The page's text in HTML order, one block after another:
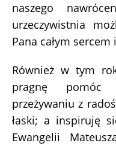
naszego
urzeczywistnia
Pana całym sercem
Również w tym
pragnę pomóc
przeżywaniu z
łaski; a inspiruję
Ewangelii